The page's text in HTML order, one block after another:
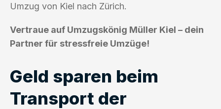
Umzug von Kiel nach Zürich.
Vertraue auf Umzugskönig Müller Kiel – dein
Partner für stressfreie Umzüge!
Geld sparen beim
Transport der